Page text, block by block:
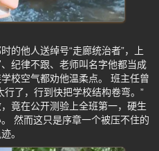
的他人送绰号“走廊统治者”，上
纪律不跟、老师叫名字他都当成
校空气都劝他温柔点。 班主任曾
行了，行到快把学校结构卷弯。”
竟在公开测验上全班第一，硬生
然而这只是序章一个被压不住的
。